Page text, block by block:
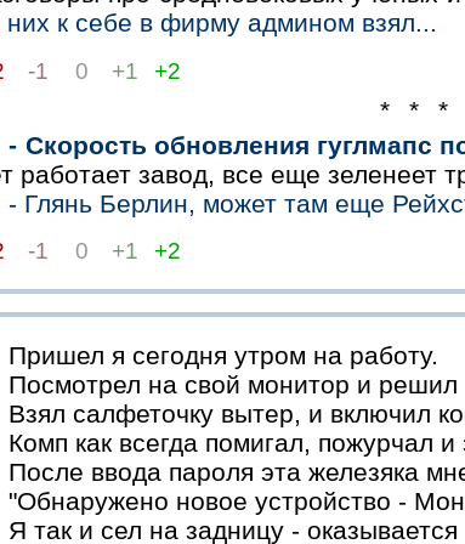
них к себе в фирму админом взял...
-1 0 +1 +2
* * *
- Скорость обновления гуглмапс
работает завод, все еще зеленеет
- Глянь Берлин, может там еще
-1 0 +1 +2
Пришел я сегодня утром на работу.
Посмотрел на свой монитор и решил
Взял салфеточку вытер, и включил
Комп как всегда помигал, пожурчал и
После ввода пароля эта железяка
"Обнаружено новое устройство -
Я так и сел на задницу -